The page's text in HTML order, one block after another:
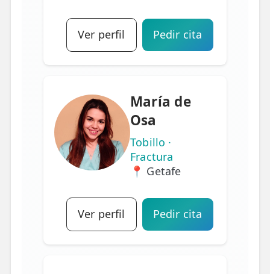
Ver perfil Pedir cita
María de
Osa
Tobillo ·
Fractura
📍 Getafe
Ver perfil Pedir cita